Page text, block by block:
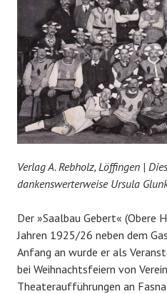
Verlag A. Rebholz, Löffingen |
dankenswerterweise Ursula
Der »Saalbau Gebert« (Obere
Jahren 1925/26 neben dem
Anfang an wurde er als
bei Weihnachtsfeiern von
Theateraufführungen an